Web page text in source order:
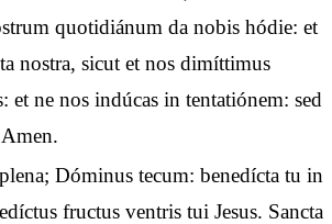
quotidiánum da nobis hódie: et
nostra, sicut et nos dimíttimus
et ne nos indúcas in tentatiónem: sed
Dóminus tecum: benedícta tu in
fructus ventris tui Jesus. Sancta